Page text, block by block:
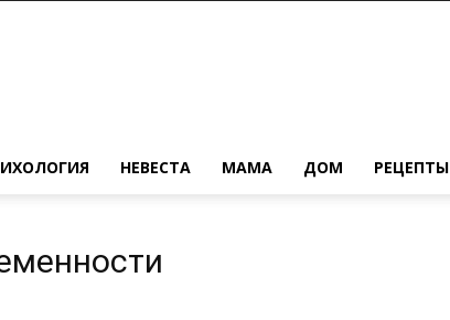
НЕВЕСТА МАМА ДОМ РЕЦЕПТЫ